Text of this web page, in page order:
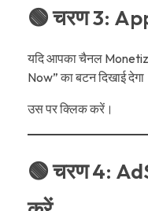
🟢 चरण 3:
यदि आपका चैनल
Now” का बटन दिखाई
उस पर क्लिक करें।
🟢 चरण 4: